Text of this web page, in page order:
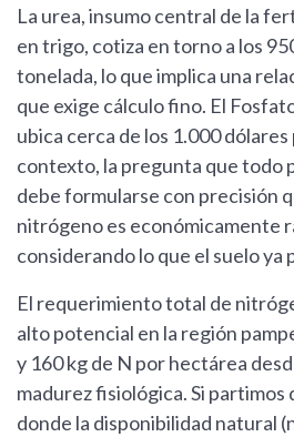
La urea, insumo central de la
en trigo, cotiza en torno a los
tonelada, lo que implica una
que exige cálculo fino. El
ubica cerca de los 1.000
contexto, la pregunta que todo
debe formularse con precisión
nitrógeno es económicamente
considerando lo que el suelo ya
El requerimiento total de
alto potencial en la región
y 160 kg de N por hectárea
madurez fisiológica. Si partimos
donde la disponibilidad natural